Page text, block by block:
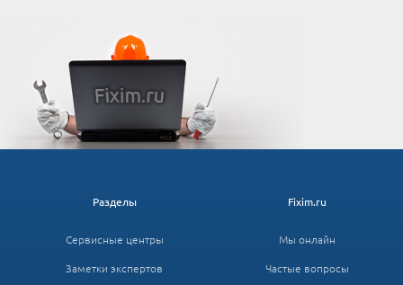
Fixim.ru
Мы онлайн
Частые вопросы
Разделы
Сервисные центры
Заметки экспертов